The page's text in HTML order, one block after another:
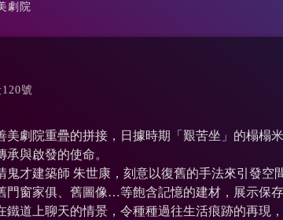
劇院
號
美劇院重疊的拼接，日據時期「艱苦坐」的榻榻
與啟發的使命。
鬼才建築師 朱世康，刻意以復舊的手法來引發
門窗家俱、舊圖像…等飽含記憶的建材，展示保
鐵道上聊天的情景，令種種過往生活痕跡的再現